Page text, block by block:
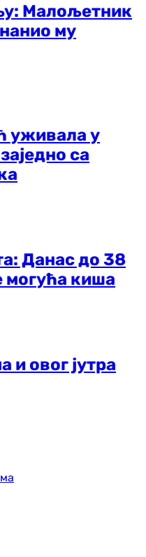
Малољетник
му
уживала у
са
Данас до 38
могућа киша
и овог јутра